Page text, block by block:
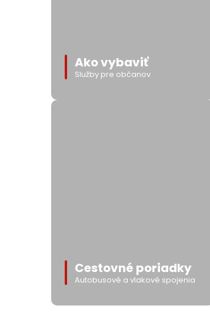
Ako vybaviť
Služby pre občanov
Cestovné poriadky
Autobusové a vlakové spojenia